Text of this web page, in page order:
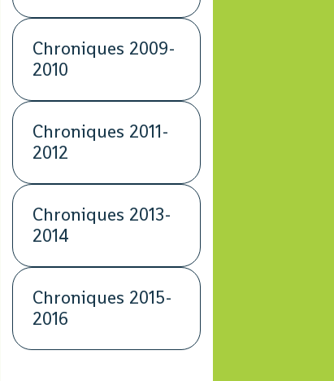
Chroniques 2009-
2010
Chroniques 2011-
2012
Chroniques 2013-
2014
Chroniques 2015-
2016